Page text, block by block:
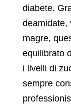
diabete.
deamidate,
magre,
equilibrato
i livelli di
sempre